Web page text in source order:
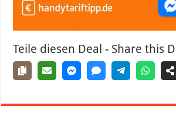
Teile diesen Deal - Share this